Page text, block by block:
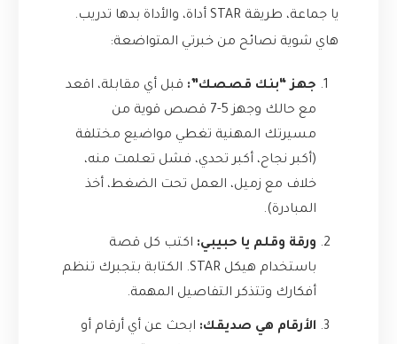
يا جماعة، طريقة STAR أداة، والأداة بدها تدريب.
هاي شوية نصائح من خبرتي المتواضعة:
جهز “بنك قصصك”: قبل أي مقابلة، اقعد
مع حالك وجهز 5-7 قصص قوية من
مسيرتك المهنية تغطي مواضيع مختلفة
(أكبر نجاح، أكبر تحدي، فشل تعلمت منه،
خلاف مع زميل، العمل تحت الضغط، أخذ
المبادرة).
ورقة وقلم يا حبيبي: اكتب كل قصة
باستخدام هيكل STAR. الكتابة بتجبرك تنظم
أفكارك وتتذكر التفاصيل المهمة.
الأرقام هي صديقك: ابحث عن أي أرقام أو